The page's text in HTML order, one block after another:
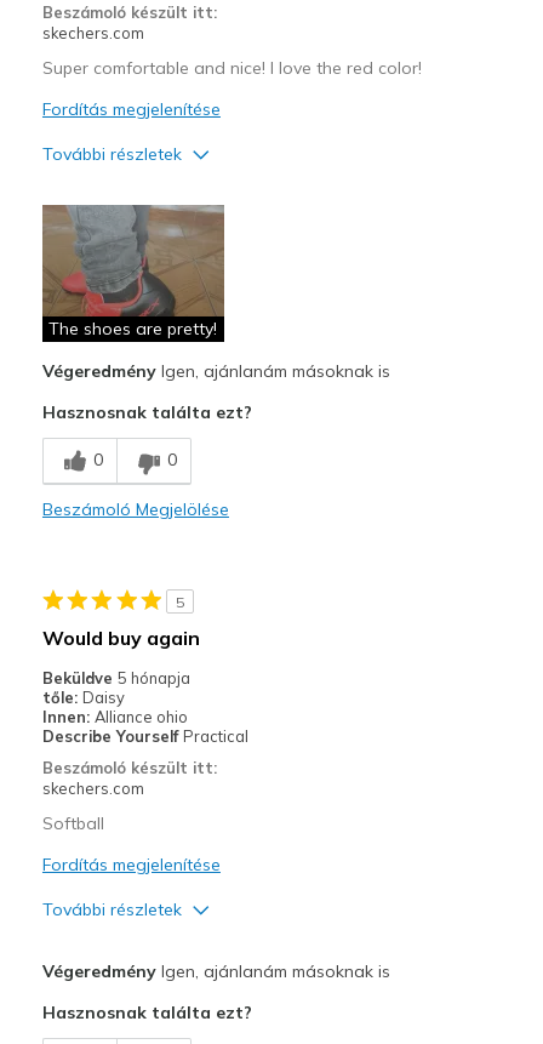
Beszámoló készült itt:
skechers.com
Super comfortable and nice! I love the red color!
Fordítás megjelenítése
További részletek
Attractive Design
Breathe Well
Comfortable
Durable
Stylish
Legjobb használat
Going Out
Sizing
Feels true to size
View On Shoes
The shoes are pretty!
VégeredményIgen, ajánlanám másoknak is
Hasznosnak találta ezt?
0 0
Beszámoló Megjelölése
5
Would buy again
Beküldve 5 hónapja
tőle: Daisy
Innen: Alliance ohio
Describe Yourself Practical
Beszámoló készült itt:
skechers.com
Softball
Fordítás megjelenítése
További részletek
Breathe Well
VégeredményIgen, ajánlanám másoknak is
Hasznosnak találta ezt?